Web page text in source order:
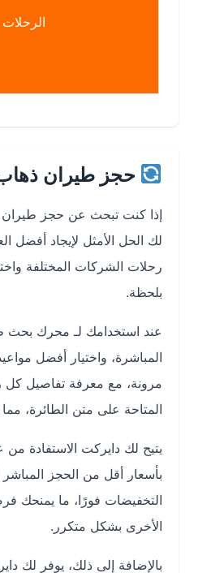
حجز طيران ذهاب
إذا كنت تبحث عن حجز طيران
لك الحل الأمثل لإيجاد
رحلات الشركات المختلفة
بلحظة.
عند استخدامك لـ محرك بحث
المباشرة، واختيار أفضل
مرونة، مع معرفة تفاصيل كل
المتاحة على متن الطائرة،
يتيح لك دايركت الاستفادة
بأسعار أقل من الحجز
التخفيضات فورًا، ما يمنحك
الأخرى بشكل متكرر.
بالإضافة إلى ذلك، يوفر لك